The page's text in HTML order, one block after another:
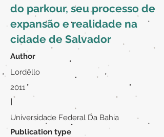
do parkour, seu processo de
expansão e realidade na
cidade de Salvador
Author
Lordêllo
2011
|
Universidade Federal Da Bahia
Publication type